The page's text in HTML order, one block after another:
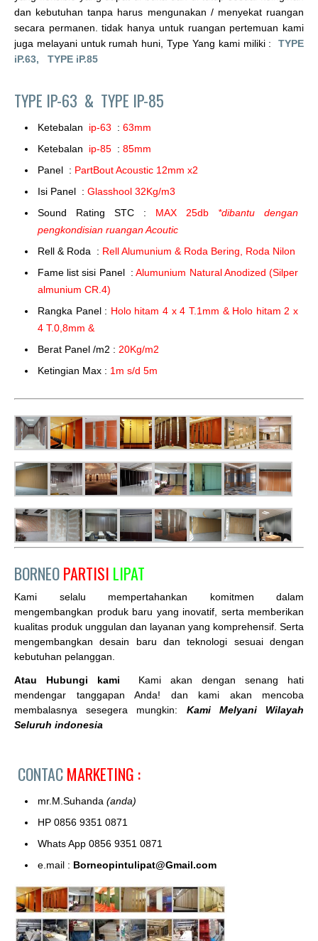
dan kebutuhan tanpa harus mengunakan / menyekat ruangan
secara permanen. tidak hanya untuk ruangan pertemuan kami
juga melayani untuk rumah huni, Type Yang kami miliki : TYPE
iP.63, TYPE iP.85
TYPE IP-63 & TYPE IP-85
Ketebalan ip-63 : 63mm
Ketebalan ip-85 : 85mm
Panel : PartBout Acoustic 12mm x2
Isi Panel : Glasshool 32Kg/m3
Sound Rating STC : MAX 25db *dibantu dengan
pengkondisian ruangan Acoutic
Rell & Roda : Rell Alumunium & Roda Bering, Roda Nilon
Fame list sisi Panel :Alumunium Natural Anodized (Silper
almunium CR.4)
Rangka Panel : Holo hitam 4 x 4 T.1mm & Holo hitam 2 x
4 T.0,8mm &
Berat Panel /m2 : 20Kg/m2
Ketingian Max : 1m s/d 5m
BORNEOPARTISI LIPAT
Kami selalu mempertahankan komitmen dalam
mengembangkan produk baru yang inovatif, serta memberikan
kualitas produk unggulan dan layanan yang komprehensif. Serta
mengembangkan desain baru dan teknologi sesuai dengan
kebutuhan pelanggan.
Atau Hubungi kami
Kami akan dengan senang hati
mendengar tanggapan Anda! dan kami akan mencoba
membalasnya sesegera mungkin: Kami Melyani Wilayah
Seluruh indonesia
CONTACMARKETING :
mr.M.Suhanda (anda)
HP 0856 9351 0871
Whats App 0856 9351 0871
e.mail : Borneopintulipat@Gmail.com